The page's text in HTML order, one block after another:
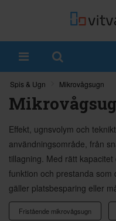
Spis & Ugn Mikrovågsugn
Effekt, ugnsvolym och
användningsområde, från
tillagning. Med rätt
funktion och prestanda som
gäller platsbesparing eller
Fristående mikrovågsugn